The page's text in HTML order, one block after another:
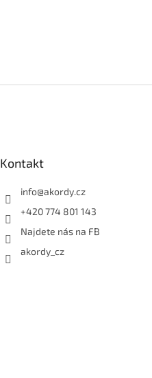
Kontakt
info@akordy.cz
+420 774 801 143
Najdete nás na FB
akordy_cz